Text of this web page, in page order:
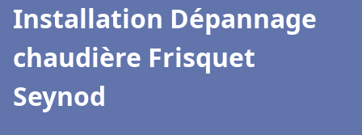
Installation Dépannage
chaudière Frisquet
Seynod